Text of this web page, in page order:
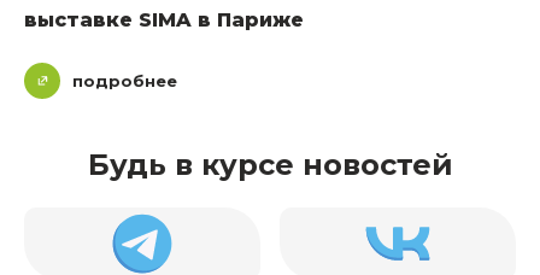
выставке SIMA в Париже
подробнее
Будь в курсе новостей